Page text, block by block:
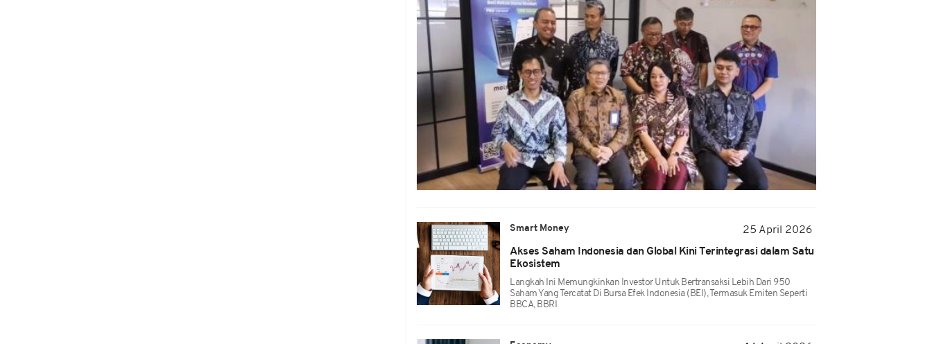
Smart Money
25 April 2026
Akses Saham Indonesia dan Global Kini Terintegrasi dalam Satu
Ekosistem
Langkah Ini Memungkinkan Investor Untuk Bertransaksi Lebih Dari 950
Saham Yang Tercatat Di Bursa Efek Indonesia (BEI), Termasuk Emiten Seperti
BBCA, BBRI